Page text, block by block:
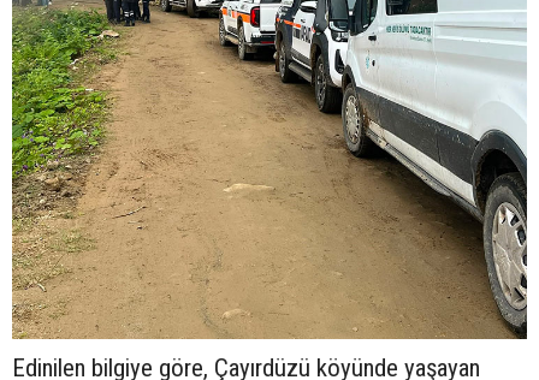
Edinilen bilgiye göre, Çayırdüzü köyünde yaşayan